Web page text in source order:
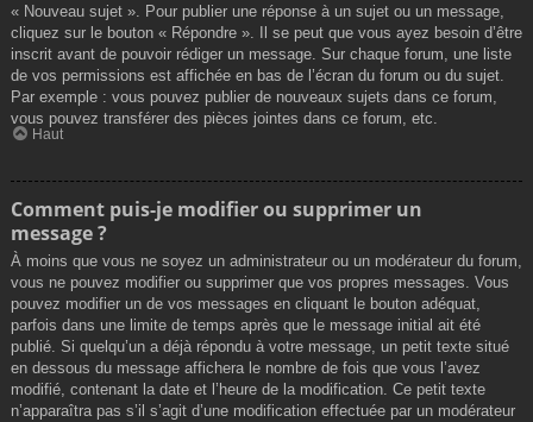
« Nouveau sujet ». Pour publier une réponse à un sujet ou un message,
cliquez sur le bouton « Répondre ». Il se peut que vous ayez besoin d’être
inscrit avant de pouvoir rédiger un message. Sur chaque forum, une liste
de vos permissions est affichée en bas de l’écran du forum ou du sujet.
Par exemple : vous pouvez publier de nouveaux sujets dans ce forum,
vous pouvez transférer des pièces jointes dans ce forum, etc.
Haut
Comment puis-je modifier ou supprimer un
message ?
À moins que vous ne soyez un administrateur ou un modérateur du forum,
vous ne pouvez modifier ou supprimer que vos propres messages. Vous
pouvez modifier un de vos messages en cliquant le bouton adéquat,
parfois dans une limite de temps après que le message initial ait été
publié. Si quelqu’un a déjà répondu à votre message, un petit texte situé
en dessous du message affichera le nombre de fois que vous l’avez
modifié, contenant la date et l’heure de la modification. Ce petit texte
n’apparaîtra pas s’il s’agit d’une modification effectuée par un modérateur